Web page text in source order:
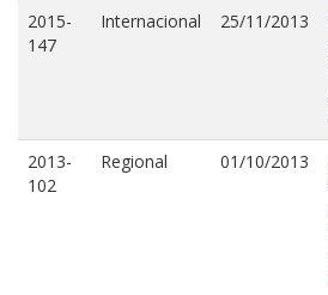
2015-
147
Internacional 25/11/2013
2013-
102
Regional 01/10/2013